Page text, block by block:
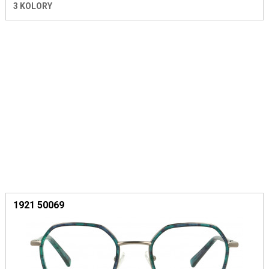
3 KOLORY
1921 50069